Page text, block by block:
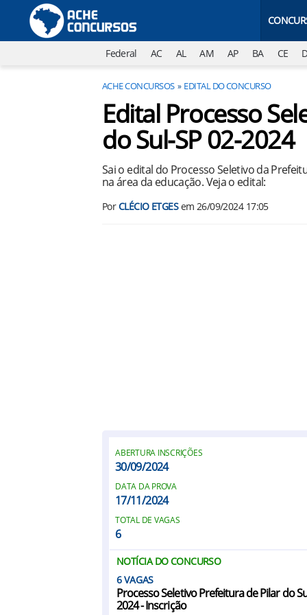
Federal AC AL AM AP BA CE
ACHE CONCURSOS EDITAL DO CONCURSO
Edital Processo
do Sul-SP 02-2024
Sai o edital do Processo Seletivo da
na área da educação. Veja o edital:
PorCLÉCIO ETGESem 26/09/2024 17:05
ABERTURA INSCRIÇÕES
30/09/2024
DATA DA PROVA
17/11/2024
TOTAL DE VAGAS
6
NOTÍCIA DO CONCURSO
6
Processo Seletivo Prefeitura de Pilar do
2024 - Inscrição